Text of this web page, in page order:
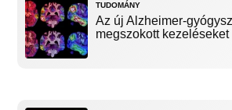
TUDOMÁNY
Az új Alzheimer-
megszokott kezeléseket